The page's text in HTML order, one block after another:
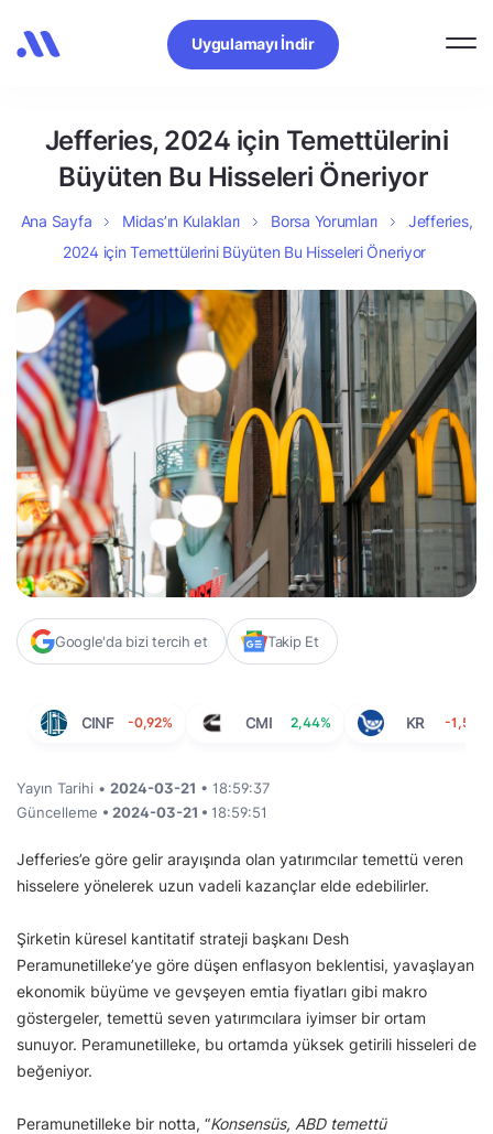
Uygulamayı İndir
Jefferies, 2024 için Temettülerini
Büyüten Bu Hisseleri Öneriyor
Ana Sayfa Midas’ın Kulakları Borsa Yorumları
Jefferies,
2024 için Temettülerini Büyüten Bu Hisseleri Öneriyor
Google'da bizi tercih et Takip Et
CINF -0,92% CMI 2,44% KR -1,57%
Yayın Tarihi • 2024-03-21 • 18:59:37
Güncelleme • 2024-03-21 • 18:59:51
Jefferies’e göre gelir arayışında olan yatırımcılar temettü veren
hisselere yönelerek uzun vadeli kazançlar elde edebilirler.
Şirketin küresel kantitatif strateji başkanı Desh
Peramunetilleke’ye göre düşen enflasyon beklentisi, yavaşlayan
ekonomik büyüme ve gevşeyen emtia fiyatları gibi makro
göstergeler, temettü seven yatırımcılara iyimser bir ortam
sunuyor. Peramunetilleke, bu ortamda yüksek getirili hisseleri de
beğeniyor.
Peramunetilleke bir notta, “Konsensüs, ABD temettü